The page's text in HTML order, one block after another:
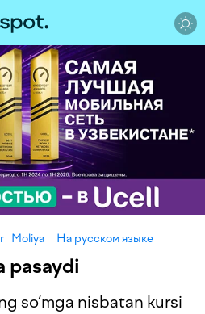
Moliya На русском языке
pasaydi
so‘mga nisbatan kursi